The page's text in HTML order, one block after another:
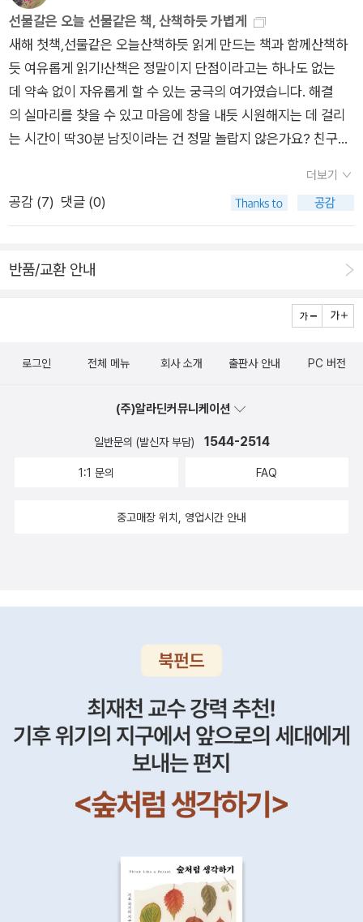
이면 언젠가 꿈에 닿을 수있을 거예요. 첫 문장을 마무리하면
서 찍은 마침표가 마침내마지막 문장에 도달한 것처럼. 그렇
게 한 편의 에세이를 완성한 지금 이 순간처럼 말입니다. 완벽
한 글은 아닐 거예요. 하지만 만족합니다. 우리는 같이 시작했
고, 함께 불안했지만, 이제다음 단계로 나아갈 수 있기 때문입니
다.- P21가까스로 좋은 것들을 찾았다면 기꺼이 곁에 두세요. 가
까이 두고 자주 보세요. 자주 경험하고 즐기세요. 그 감각과 취향
과 마음가짐으로, 좋은 것들을 흠뻑 좋아하는 마음 자체로 스스로
를 정의하세요. 사람도 마찬가지입니다. 좋은 사람에게,소중한 사
대로 쓸 줄 아는 사람이 귀한 사람이에요. 부정보다 긍정, 욕보
요. 부정적인 마음으로 흔한 사람이 되지도 마세요. 부릅뜬눈으
이 쓰세요. 모쪼록, 어려워도, 주변을 좋은 것들로 채우려고 해보
게 가꿔가는 거의유일하게 효과적인 방법이에요.- P53
선물갈은 오늘 선물같은 책, 산책하듯 가볍게
새해 첫책,선물같은 오늘산책하듯 읽게 만드는 책과 함께산책하
듯 여유롭게 읽기!산책은 정말이지 단점이라고는 하나도 없는
데 약속 없이 자유롭게 할 수 있는 궁극의 여가였습니다. 해결
의 실마리를 찾을 수 있고 마음에 창을 내듯 시원해지는 데 걸리
는 시간이 딱30분 남짓이라는 건 정말 놀랍지 않은가요? 친구
는 그렇게 매일 습관을 들이면 식습관이 바뀌면서 살도 빠진다
고 했습니다만....- P8그렇다고 포기해야 할까요? 혹시 인생은 좋
가 내 마음저 안에 있는 작은 꿈 하나를 이룰 수 있지 않을까
요? 어제 밤에도 실패했고 오늘 아침도 피곤하지만 북극성 같
은 하루의경험을 몇 개나 갖고 있습니다. 여기가 어디인지 어디
함을 기억하면서 내일을 기약할 수 있어요. 그렇게 생각하면 또얼
더보기
공감 (7) 댓글 (0)
반품/교환 안내
로그인 전체 메뉴 회사 소개 출판사 안내 PC 버전
(주)알라딘커뮤니케이션
일반문의 (발신자 부담) 1544-2514
1:1 문의 FAQ
중고매장 위치, 영업시간 안내